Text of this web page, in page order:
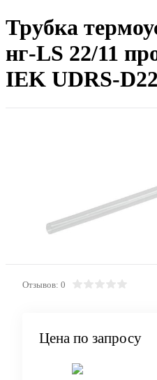
Трубка
нг-LS 22/11
IEK UDRS-
Отзывов: 0
Цена по запросу